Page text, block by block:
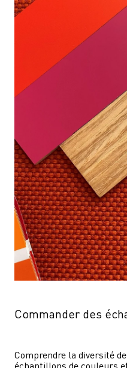
Commander des
Comprendre la diversité
échantillons de couleurs